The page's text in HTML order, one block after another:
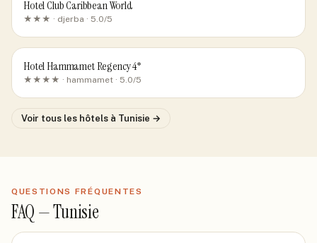
Hotel Club Caribbean World
★★★ · djerba · 5.0/5
Hotel Hammamet Regency 4*
★★★★ · hammamet · 5.0/5
Voir tous les hôtels à Tunisie →
QUESTIONS FRÉQUENTES
FAQ —Tunisie